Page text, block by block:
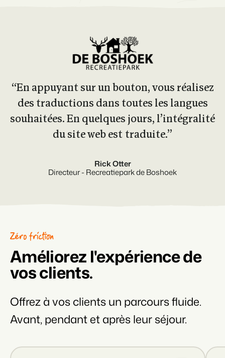
“En appuyant sur un bouton, vous réalisez
des traductions dans toutes les langues
souhaitées. En quelques jours, l’intégralité
du site web est traduite.”
Rick Otter
Directeur - Recreatiepark de Boshoek
Zéro friction
Améliorez l'expérience de
vos clients.
Offrez à vos clients un parcours fluide.
Avant, pendant et après leur séjour.